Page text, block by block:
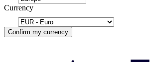
Currency
Confirm my currency